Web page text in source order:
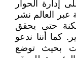
إدارة الحوار
عبر العالم نشر
حتى يحقق
كما أننا ندعو
بحيث توضع